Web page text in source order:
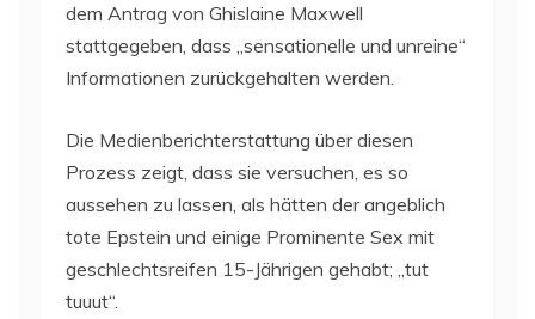
dem Antrag von Ghislaine Maxwell
stattgegeben, dass „sensationelle und unreine“
Informationen zurückgehalten werden.
Die Medienberichterstattung über diesen
Prozess zeigt, dass sie versuchen, es so
aussehen zu lassen, als hätten der angeblich
tote Epstein und einige Prominente Sex mit
geschlechtsreifen 15-Jährigen gehabt; „tut
tuuut“.